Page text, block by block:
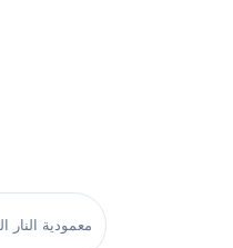
معمودية النار